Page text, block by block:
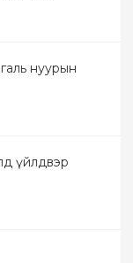
нуурын
үйлдвэр